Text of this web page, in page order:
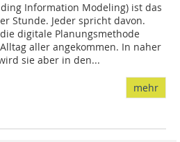
Information Modeling) ist das
Stunde. Jeder spricht davon.
digitale Planungsmethode
aller angekommen. In naher
sie aber in den...
mehr